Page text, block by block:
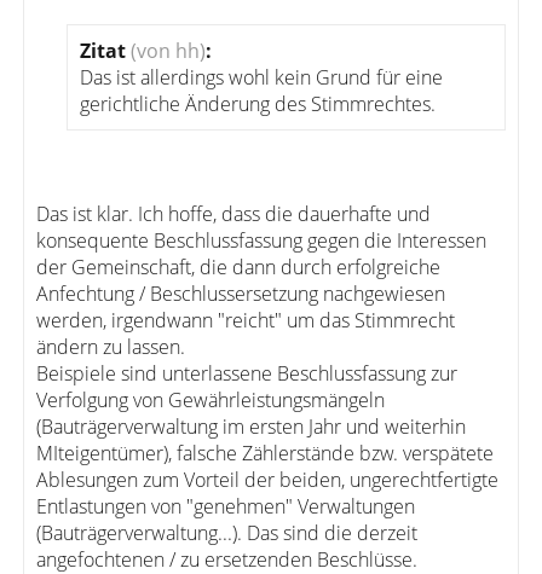
Zitat(von hh):
Das ist allerdings wohl kein Grund für eine
gerichtliche Änderung des Stimmrechtes.
Das ist klar. Ich hoffe, dass die dauerhafte und
konsequente Beschlussfassung gegen die Interessen
der Gemeinschaft, die dann durch erfolgreiche
Anfechtung / Beschlussersetzung nachgewiesen
werden, irgendwann "reicht" um das Stimmrecht
ändern zu lassen.
Beispiele sind unterlassene Beschlussfassung zur
Verfolgung von Gewährleistungsmängeln
(Bauträgerverwaltung im ersten Jahr und weiterhin
MIteigentümer), falsche Zählerstände bzw. verspätete
Ablesungen zum Vorteil der beiden, ungerechtfertigte
Entlastungen von "genehmen" Verwaltungen
(Bauträgerverwaltung...). Das sind die derzeit
angefochtenen / zu ersetzenden Beschlüsse.